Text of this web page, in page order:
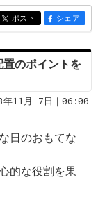
entry283
ポスト entry283
シェア
のポイントを
年11月 7日｜06:00
日のおもてな
的な役割を果